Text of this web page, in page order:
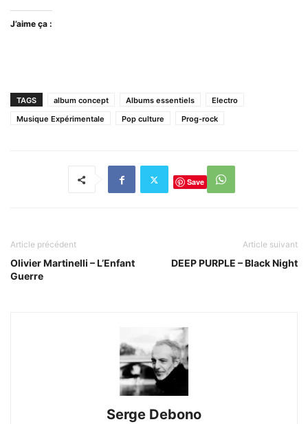
J’aime ça :
TAGS album concept Albums essentiels
Electro
Musique Expérimentale
Pop culture Prog-rock
Save
Article précédent
Olivier Martinelli – L’Enfant
Guerre
Article suivant
DEEP PURPLE – Black Night
Serge Debono